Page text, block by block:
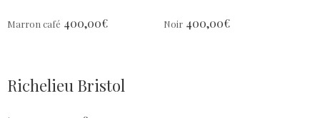
Marron café 400,00€ Noir 400,00€
Richelieu Bristol